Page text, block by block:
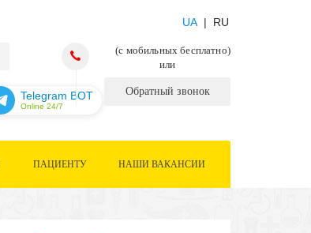
(с мобильных бесплатно)
или
Обратный звонок
UA | RU
Telegram BOT
Online 24/7
ПАЦИЕНТУ НАШИ ВАКАНСИИ